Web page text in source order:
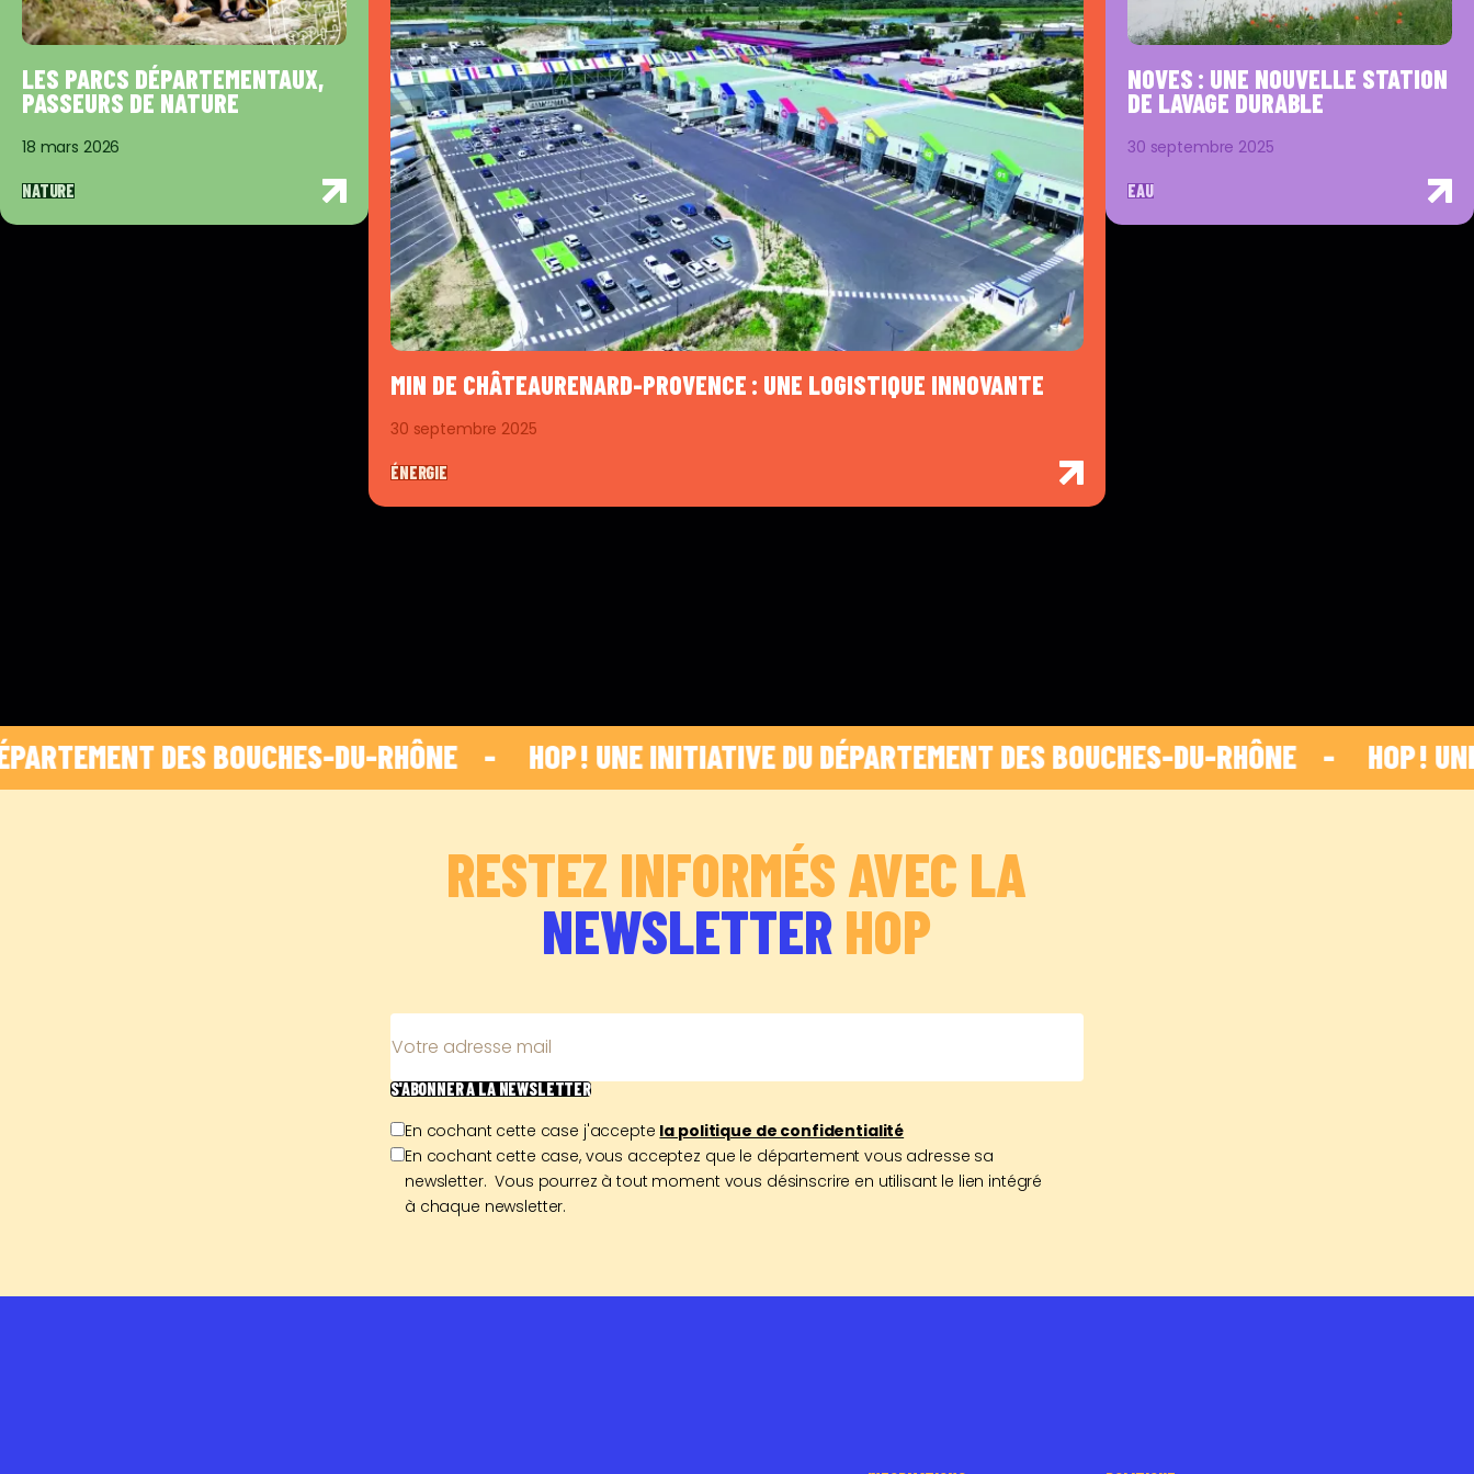
LES PARCS DÉPARTEMENTAUX,
PASSEURS DE NATURE
18 mars 2026
NATURE
MIN DE CHÂTEAURENARD-PROVENCE : UNE LOGISTIQUE INNOVANTE
30 septembre 2025
ÉNERGIE
NOVES : UNE NOUVELLE STATION
DE LAVAGE DURABLE
30 septembre 2025
EAU
DES BOUCHES-DU-RHÔNE    - HOP ! UNE INITIATIVE DU DÉPARTEMENT DES BOUCHES-DU-RHÔNE    - HOP ! UNE
RESTEZ INFORMÉS AVEC LA
NEWSLETTER HOP
Votre adresse mail
S'ABONNERÀ LA NEWSLETTER
En cochant cette case j'accepte la politique de confidentialité
En cochant cette case, vous acceptez que le département vous adresse sa
newsletter. Vous pourrez à tout moment vous désinscrire en utilisant le lien intégré
à chaque newsletter.